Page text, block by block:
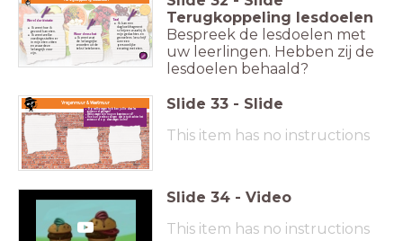
Wereldoriëntatie
Ik weet hoe ik
gezond kan eten.
Ik weet welke
voedingsstoffen er
in mijn eten zitten
en waar deze
belangrijk voor
zijn.
Woordenschat
Ik weet wat
de belangrijke
woorden uit de
tekst betekenen.
Taal
Ik kan een
dagboekfragment
schrijven waarbij ik
mijn gedachtes en
gevoelens beschrijf
over een
persoonlijke
ervaring met eten.
Terugkoppeling lesdoelen
Bespreek de lesdoelen met
uw leerlingen. Hebben zij de
lesdoelen behaald?
Vragenmuur & Weetmuur
Op welke vragen hebben jullie deze les
antwoord gekregen?
Welke vragen zijn nog onbeantwoord?
Hoe kun je ervoor zorgen dat je toch achter het
antwoord op deze vragen komt?
Slide 33 - Slide
This item has no instructions
Slide 34 - Video
This item has no instructions